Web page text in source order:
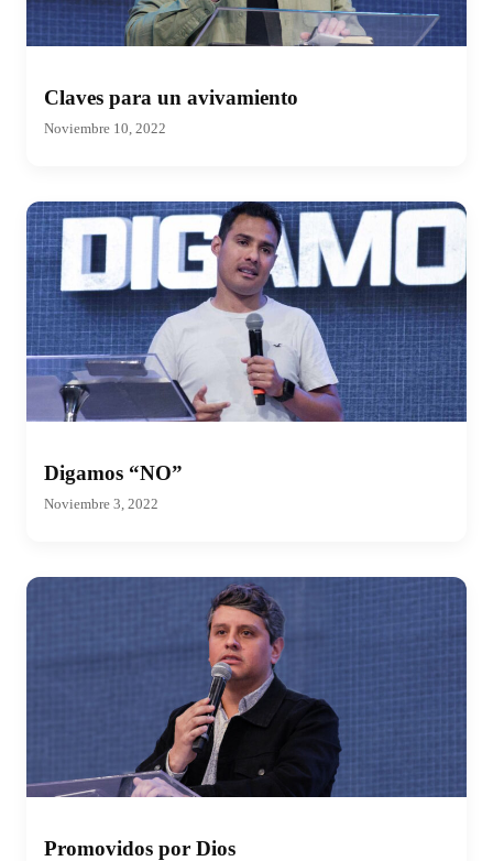
Claves para un avivamiento
Noviembre 10, 2022
Digamos “NO”
Noviembre 3, 2022
Promovidos por Dios